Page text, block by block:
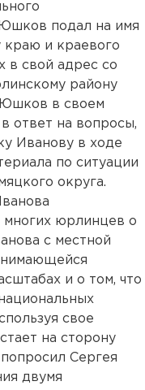
подал на имя
и краевого
в свой адрес со
району
в своем
ответ на вопросы,
Иванову в ходе
по ситуации
округа.
юрлинцев о
с местной
и о том, что
свое
на сторону
Сергея
двумя